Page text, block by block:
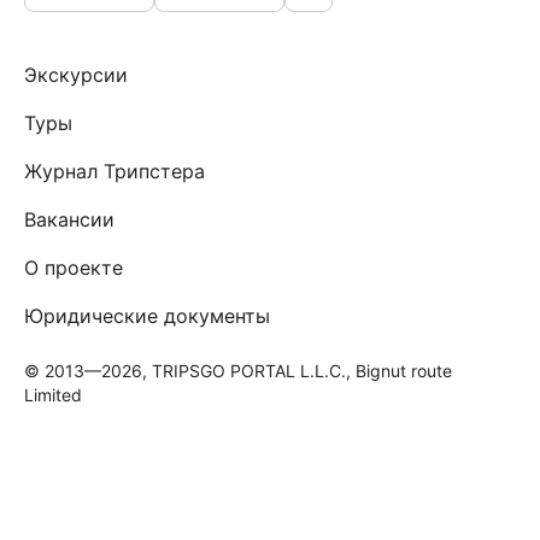
Экскурсии
Туры
Журнал Трипстера
Вакансии
О проекте
Юридические документы
© 2013—2026, TRIPSGO PORTAL L.L.C., Bignut route
Limited